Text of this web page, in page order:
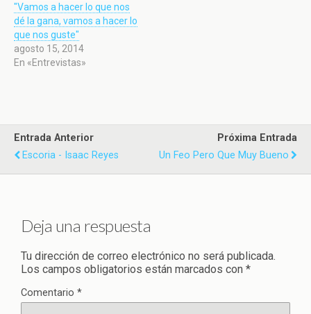
"Vamos a hacer lo que nos
dé la gana, vamos a hacer lo
que nos guste"
agosto 15, 2014
En «Entrevistas»
Entrada Anterior
Escoria - Isaac Reyes
Próxima Entrada
Un Feo Pero Que Muy Bueno
Deja una respuesta
Tu dirección de correo electrónico no será publicada.
Los campos obligatorios están marcados con *
Comentario *